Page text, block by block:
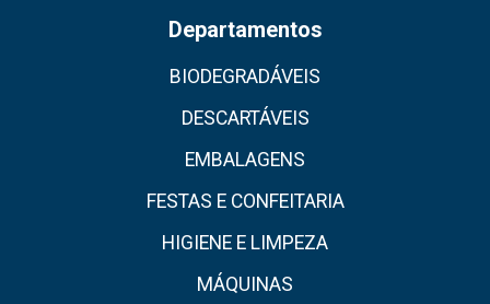
Departamentos
BIODEGRADÁVEIS
DESCARTÁVEIS
EMBALAGENS
FESTAS E CONFEITARIA
HIGIENE E LIMPEZA
MÁQUINAS